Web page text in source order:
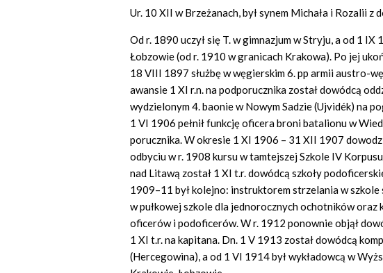
Ur. 10 XII w Brzeżanach, był synem Michała i Rozalii z
Od r. 1890 uczył się T. w gimnazjum w Stryju, a od 1
Łobzowie (od r. 1910 w granicach Krakowa). Po jej
18 VIII 1897 służbę w węgierskim 6. pp armii austro-
awansie 1 XI r.n. na podporucznika został dowódcą
wydzielonym 4. baonie w Nowym Sadzie (Ujvidék) na
1 VI 1906 pełnił funkcję oficera broni batalionu w
porucznika. W okresie 1 XI 1906 – 31 XII 1907
odbyciu w r. 1908 kursu w tamtejszej Szkole IV
nad Litawą został 1 XI t.r. dowódcą szkoły
1909–11 był kolejno: instruktorem strzelania w
w pułkowej szkole dla jednorocznych ochotników
oficerów i podoficerów. W r. 1912 ponownie objął
1 XI t.r. na kapitana. Dn. 1 V 1913 został dowódcą
(Hercegowina), a od 1 VI 1914 był wykładowcą w